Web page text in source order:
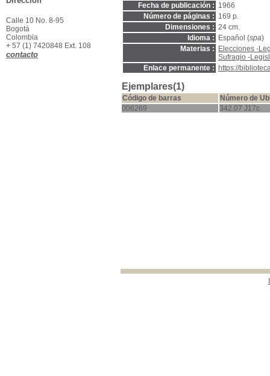
Fecha de publicación : 1966
Número de páginas : 169 p.
Dimensiones : 24 cm.
Idioma :
Español (spa)
Materias :
Elecciones -
Sufragio -
Enlace permanente :
https://
Ejemplares(1)
Código de barras
Número de
006269
342.07 J17c
Calle 10 No. 8-95
Bogotá
Colombia
+ 57 (1) 7420848 Ext. 108
contacto